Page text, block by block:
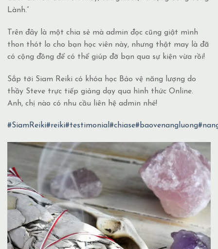
Lành.”
Trên đây là một chia sẻ mà admin đọc cũng giật mình
thon thót lo cho bạn học viên này, nhưng thật may là đã
có cộng đồng để có thể giúp đỡ bạn qua sự kiện vừa rồi!
Sắp tới Siam Reiki có khóa học Bảo vệ năng lượng do
thầy Steve trực tiếp giảng dạy qua hình thức Online.
Anh, chị nào có nhu cầu liên hệ admin nhé!
#SiamReiki#reiki#testimonial#chiase#baovenangluong